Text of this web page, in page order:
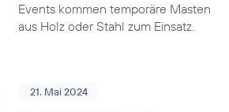
Events kommen temporäre Masten
aus Holz oder Stahl zum Einsatz.
21. Mai 2024